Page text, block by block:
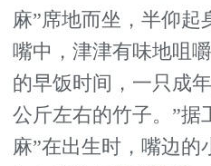
麻”席地而坐，半仰起
嘴中，津津有味地咀
的早饭时间，一只成
公斤左右的竹子。”据
麻”在出生时，嘴边的